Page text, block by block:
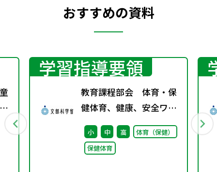
おすすめの資料
学習指導要領
教育課程部会 体育・保
健体育、健康、安全ワー
キンググループ（第9
回） 配付資料
小 中 高
体育（保健）
保健体育